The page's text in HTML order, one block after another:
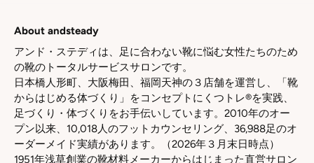
About andsteady
アンド・ステディは、足に合わない靴に悩む女性たちのため
の靴のトータルサービスサロンです。
日本橋人形町、大阪梅田、福岡天神の３店舗を運営し、「靴
からはじめる体づくり」をコンセプトにくつトレ®を実践、
足づくり・体づくりをお手伝いしています。2010年のオー
プン以来、10,018人のフットカウンセリング、36,988足のオ
ーダーメイド実績があります。（2026年３月末日時点）
1951年浅草創業の靴材料メーカーからはじまった直営サロン